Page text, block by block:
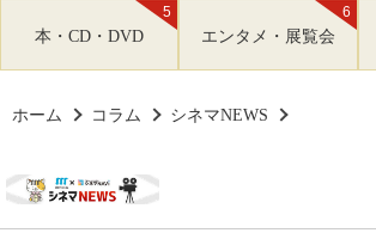
5
本・CD・DVD
6
エンタメ・展覧会
ホーム コラム シネマNEWS